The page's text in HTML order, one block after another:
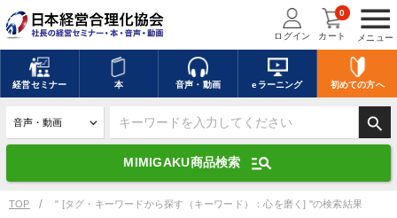
menu
メニュー
ログイン カート
0
経営セミナー 本 音声・動画 eラーニング 初めての方へ
search
MIMIGAKU商品検索 manage_search
キーワードを入力して探す
デジタル版対応のみ検索結果に表示する
search 上記の条件で検索
TOP " [タグ・キーワードから探す（キーワード）：心を磨く] "の検索結果